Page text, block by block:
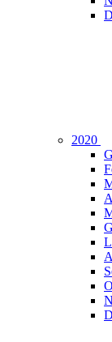
2020